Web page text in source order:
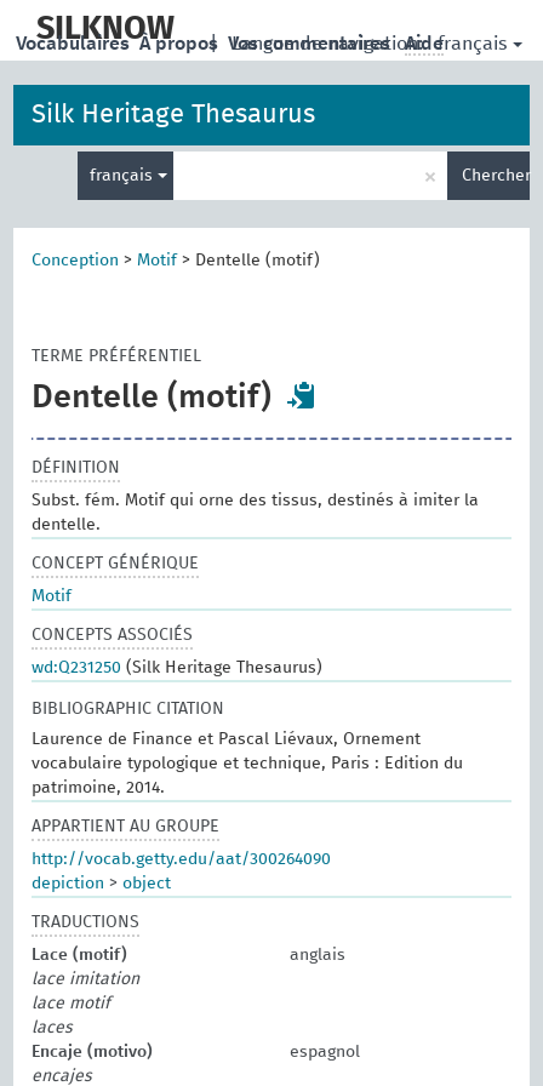
main
SILKNOW | Langue de navigation: français
Vocabulaires À propos Vos commentaires Aide
Silk Heritage Thesaurus
français
de
recherche
× Chercher
Conception > Motif > Dentelle (motif)
TERME PRÉFÉRENTIEL
Dentelle (motif)
DÉFINITION
Subst. fém. Motif qui orne des tissus, destinés à imiter la
dentelle.
CONCEPT GÉNÉRIQUE
Motif
CONCEPTS ASSOCIÉS
wd:Q231250 (Silk Heritage Thesaurus)
BIBLIOGRAPHIC CITATION
Laurence de Finance et Pascal Liévaux, Ornement
vocabulaire typologique et technique, Paris : Edition du
patrimoine, 2014.
APPARTIENT AU GROUPE
http://vocab.getty.edu/aat/300264090
depiction >object
TRADUCTIONS
Lace (motif)
anglais
lace imitation
lace motif
laces
Encaje (motivo)
espagnol
encajes